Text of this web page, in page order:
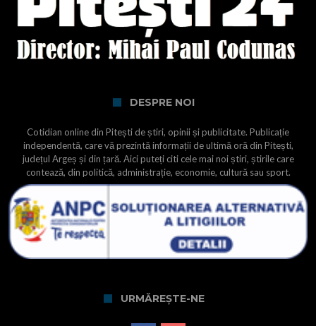
DESPRE NOI
Cotidian online din Pitești de știri, opinii și publicitate. Publicație
independentă, care vă prezintă informații de ultimă oră din Pitești,
județul Argeș și din țară. Aici puteți citi cele mai noi știri, știrile care
contează, din politică, administrație, economie, cultură sau sport.
URMĂREȘTE-NE